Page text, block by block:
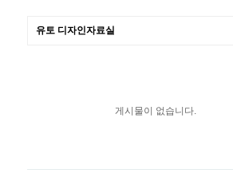
유토 디자인자료실
게시물이 없습니다.